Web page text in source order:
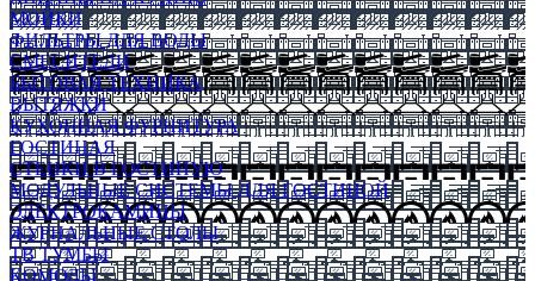
МОЙКИ
ФИЛЬТРЫ ДЛЯ ВОДЫ
СМЕСИТЕЛИ
БЫТОВАЯ ТЕХНИКА
ВЫТЯЖКИ
КУХОННАЯ ФУРНИТУРА
ГОСТИНАЯ
СТЕНКИ В ГОСТИНУЮ
МОДУЛЬНЫЕ СИСТЕМЫ ДЛЯ ГОСТИНОЙ
ЭЛЕКТРОКАМИНЫ
ЖУРНАЛЬНЫЕ СТОЛЫ
ТВ ТУМБЫ
КОМОДЫ